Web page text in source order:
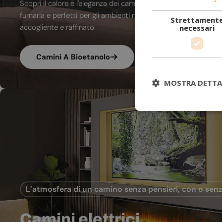
Scopri il calore e l'eleganza dei camini a bioetanolo. A
fumaria e perfetti per gli ambienti moderni, trasformano ogni
accogliente e raffinato.
Camini A Bioetanolo
L’atmosfera di un camino senza pensieri, con o
necessari
MOSTRA